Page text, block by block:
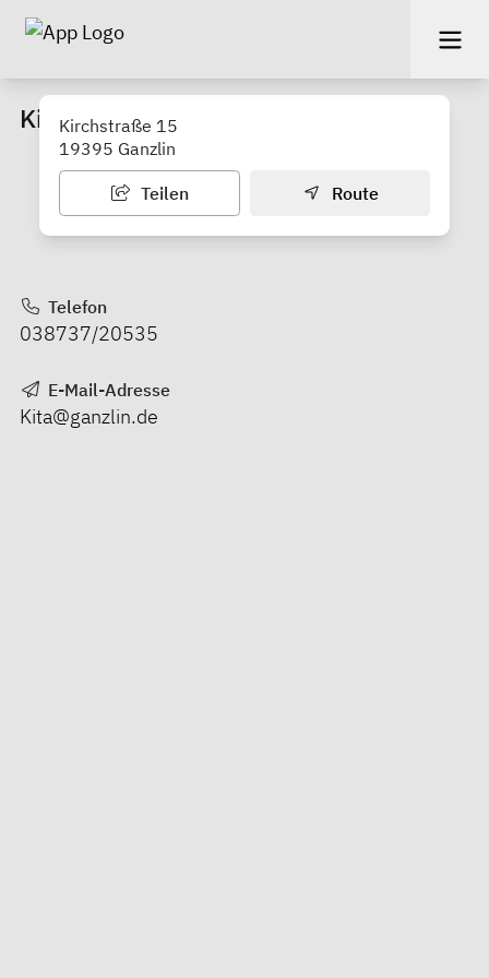
Kindertagesstätte "Kleine Strolche"
Kirchstraße 15
19395 Ganzlin
Teilen Route
Telefon
038737/20535
E-Mail-Adresse
Kita@ganzlin.de